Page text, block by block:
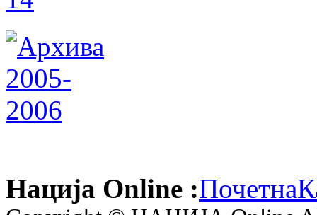
Нација Online :Почетна